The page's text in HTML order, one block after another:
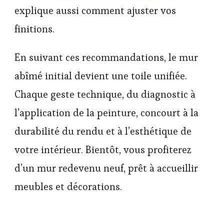
explique aussi comment ajuster vos
finitions.
En suivant ces recommandations, le mur
abîmé initial devient une toile unifiée.
Chaque geste technique, du diagnostic à
l’application de la peinture, concourt à la
durabilité du rendu et à l’esthétique de
votre intérieur. Bientôt, vous profiterez
d’un mur redevenu neuf, prêt à accueillir
meubles et décorations.